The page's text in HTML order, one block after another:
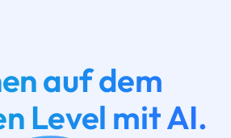
auf dem
Level mit AI.